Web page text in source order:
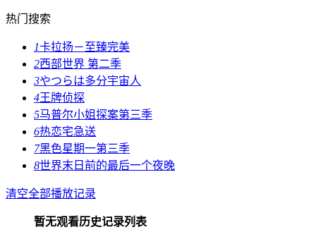
热门搜索
1卡拉扬－至臻完美
2西部世界 第二季
3やつらは多分宇宙人
4王牌侦探
5马普尔小姐探案第三季
6热恋宅急送
7黑色星期一第三季
8世界末日前的最后一个夜晚
清空全部播放记录
暂无观看历史记录列表